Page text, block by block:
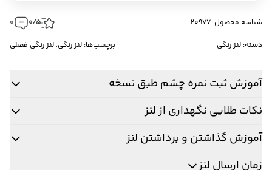
شناسه محصول: 20977 0/5
0
دسته: لنز رنگی برچسب‌ها: لنز رنگی,لنز رنگی فصلی
آموزش ثبت نمره چشم طبق نسخه
نکات طلایی نگهداری از لنز
آموزش گذاشتن و برداشتن لنز
زمان ارسال لنز